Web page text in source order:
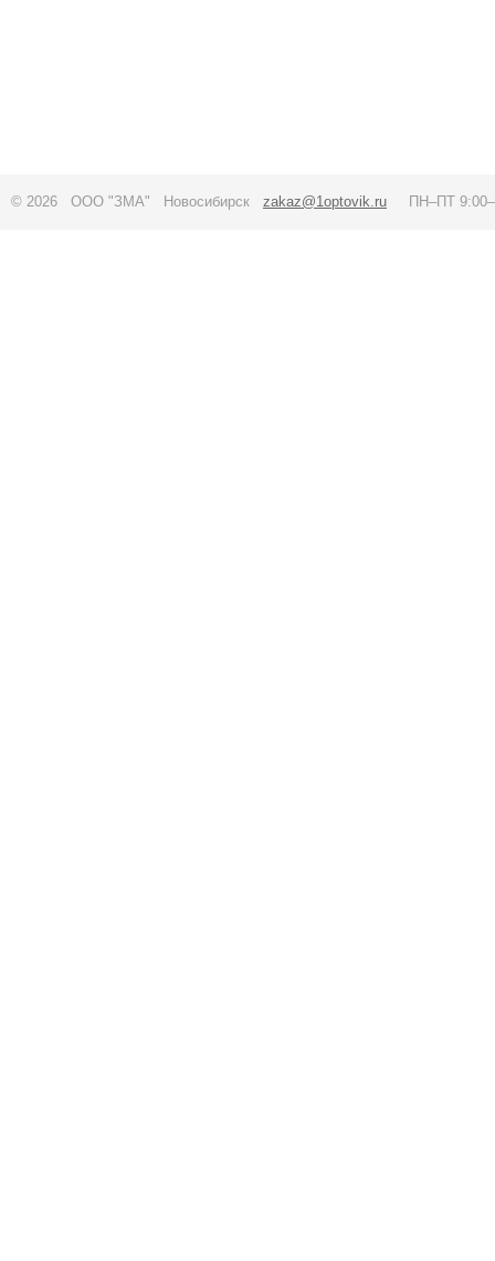
© 2026 ООО "ЗМА" Новосибирск zakaz@1optovik.ru ПН–ПТ